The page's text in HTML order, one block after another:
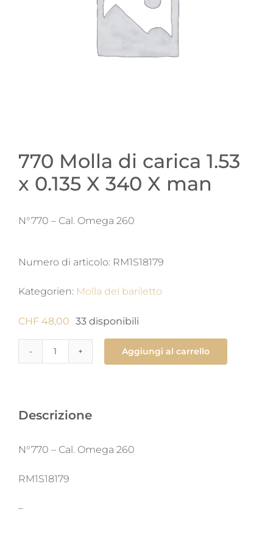
770 Molla di carica 1.53
x 0.135 X 340 X man
N°770 – Cal. Omega 260
Numero di articolo: RM1S18179
Kategorien: Molla del bariletto
CHF48,00 33 disponibili
carica
X
Aggiungi al carrello
Descrizione
N°770 – Cal. Omega 260
RM1S18179
–